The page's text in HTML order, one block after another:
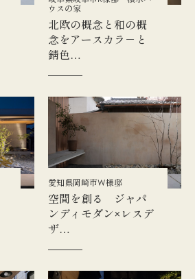
ウスの家
北欧の概念と和の概
念をアースカラ－と
錆色…
愛知県岡崎市W様邸
空間を創る ジャパ
ンディモダン×レスデ
ザ…